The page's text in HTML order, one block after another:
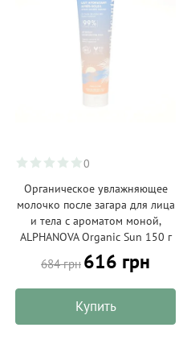
0
Органическое увлажняющее
молочко после загара для лица
и тела с ароматом моной,
ALPHANOVA Organic Sun 150 г
684 грн 616 грн
Купить